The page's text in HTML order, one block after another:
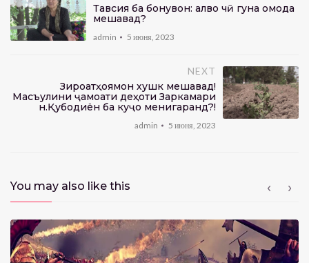
Тавсия ба бонувон: Ҳалво чӣ гуна омода
мешавад?
admin 5 июня, 2023
NEXT
Зироатҳоямон хушк мешавад!
Масъулини ҷамоати деҳоти Заркамари
н.Қубодиён ба куҷо менигаранд?!
admin 5 июня, 2023
You may also like this